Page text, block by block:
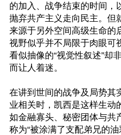
的加入、战争结束的时间，
抛弃共产主义走向民主。但
来源于另外空间高级生命的
视野似乎并不局限于肉眼可
看似抽像的“视觉性叙述”却
而让人着迷。
在讲到世间的战争及局势其
业相关时，凯西是这样生动
如金融寡头、秘密团体与共
称为“被涂满了支配弟兄的